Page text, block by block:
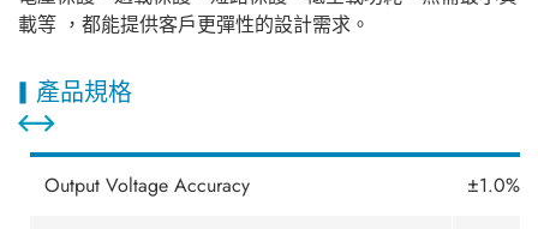
載等 ，都能提供客戶更彈性的設計需求。
產品規格
Output Voltage Accuracy ±1.0%